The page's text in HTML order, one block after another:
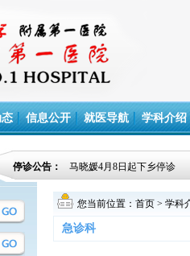
信息公开 就医导航 学科介绍
停诊公告： 马晓媛4月8日起下乡停诊
您当前位置： 首页 > 学科
急诊科